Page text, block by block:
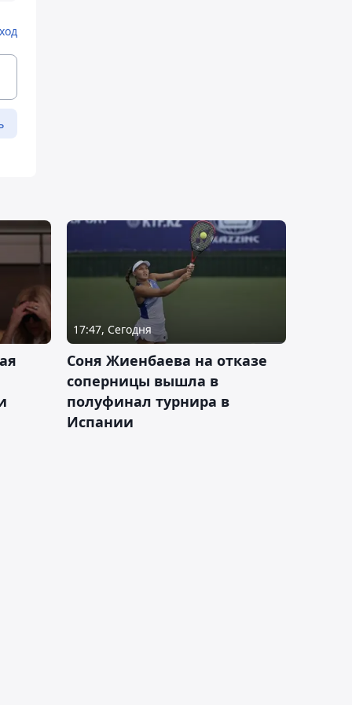
17:47, Сегодня
Соня Жиенбаева на отказе
соперницы вышла в
полуфинал турнира в
Испании